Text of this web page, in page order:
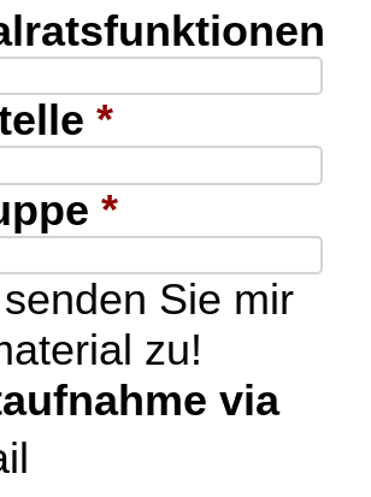
*
*
Sie mir
zu!
via